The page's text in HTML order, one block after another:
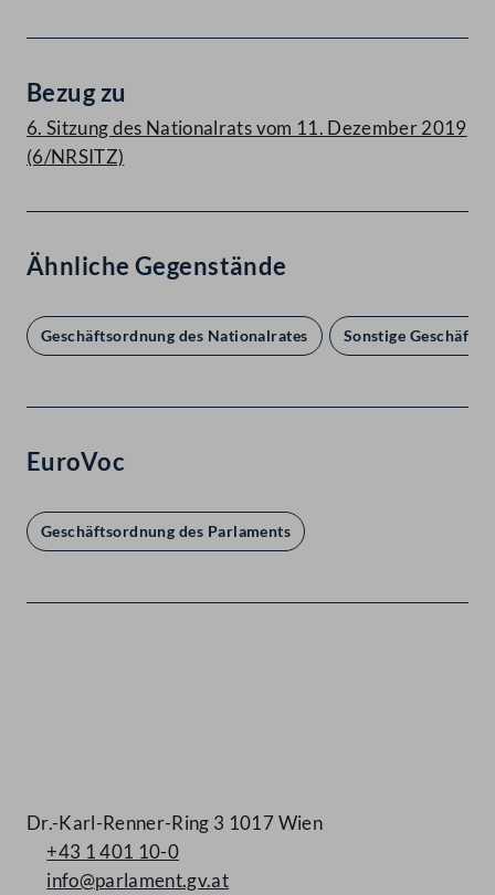
Bezug zu
6. Sitzung des Nationalrats vom 11. Dezember 2019
(6/NRSITZ)
Ähnliche Gegenstände
Geschäftsordnung des Nationalrates Sonstige
EuroVoc
Geschäftsordnung des Parlaments
Dr.-Karl-Renner-Ring 3 1017 Wien
+43 1 401 10-0
info@parlament.gv.at